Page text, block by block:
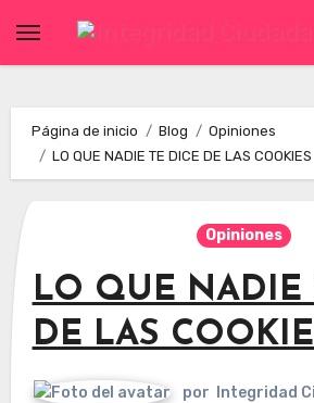
Página de inicio Blog
Opiniones
LO QUE NADIE TE DICE DE LAS COOKIES
Opiniones
LO QUE NADIE
DE LAS
por
Integridad